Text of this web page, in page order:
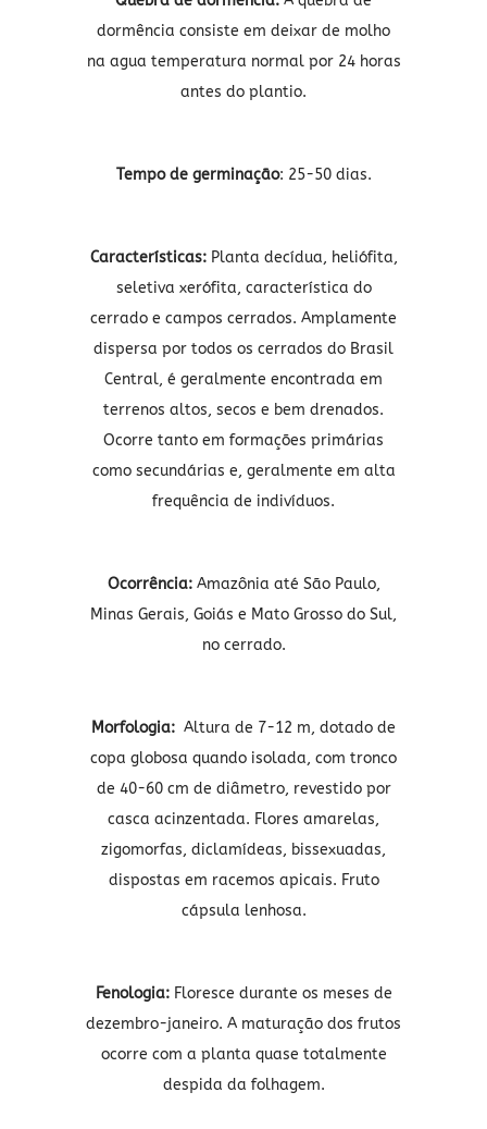
dormência consiste em deixar de molho
na agua temperatura normal por 24 horas
antes do plantio.
Tempo de germinação: 25-50 dias.
Características: Planta decídua, heliófita,
seletiva xerófita, característica do
cerrado e campos cerrados. Amplamente
dispersa por todos os cerrados do Brasil
Central, é geralmente encontrada em
terrenos altos, secos e bem drenados.
Ocorre tanto em formações primárias
como secundárias e, geralmente em alta
frequência de indivíduos.
Ocorrência:Amazônia até São Paulo,
Minas Gerais, Goiás e Mato Grosso do Sul,
no cerrado.
Morfologia: Altura de 7-12 m, dotado de
copa globosa quando isolada, com tronco
de 40-60 cm de diâmetro, revestido por
casca acinzentada. Flores amarelas,
zigomorfas, diclamídeas, bissexuadas,
dispostas em racemos apicais. Fruto
cápsula lenhosa.
Fenologia: Floresce durante os meses de
dezembro-janeiro. A maturação dos frutos
ocorre com a planta quase totalmente
despida da folhagem.